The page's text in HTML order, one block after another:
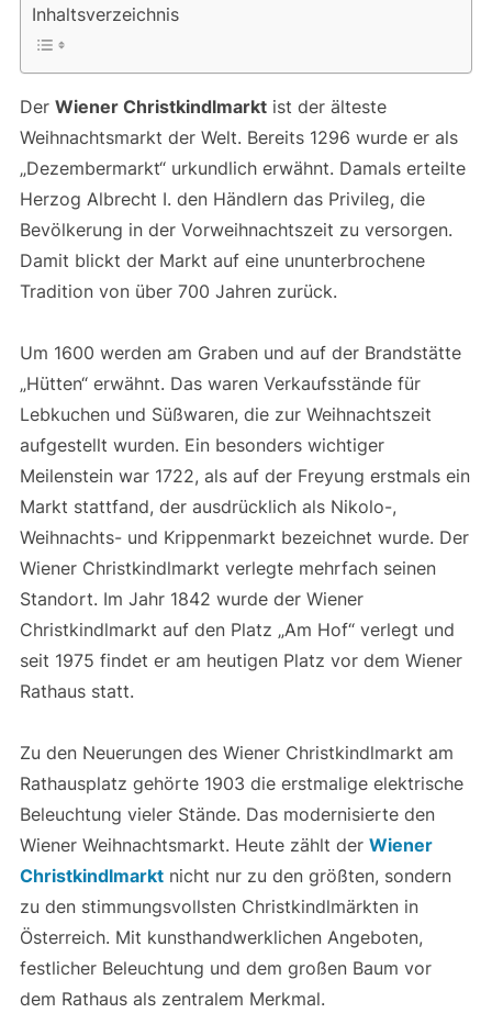
Inhaltsverzeichnis
Der Wiener Christkindlmarktist der älteste
Weihnachtsmarkt der Welt. Bereits 1296 wurde er als
„Dezembermarkt“ urkundlich erwähnt. Damals erteilte
Herzog Albrecht I. den Händlern das Privileg, die
Bevölkerung in der Vorweihnachtszeit zu versorgen.
Damit blickt der Markt auf eine ununterbrochene
Tradition von über 700 Jahren zurück.
Um 1600 werden am Graben und auf der Brandstätte
„Hütten“ erwähnt. Das waren Verkaufsstände für
Lebkuchen und Süßwaren, die zur Weihnachtszeit
aufgestellt wurden. Ein besonders wichtiger
Meilenstein war 1722, als auf der Freyung erstmals ein
Markt stattfand, der ausdrücklich als Nikolo-,
Weihnachts- und Krippenmarkt bezeichnet wurde. Der
Wiener Christkindlmarkt verlegte mehrfach seinen
Standort. Im Jahr 1842 wurde der Wiener
Christkindlmarkt auf den Platz „Am Hof“ verlegt und
seit 1975 findet er am heutigen Platz vor dem Wiener
Rathaus statt.
Zu den Neuerungen des Wiener Christkindlmarkt am
Rathausplatz gehörte 1903 die erstmalige elektrische
Beleuchtung vieler Stände. Das modernisierte den
Wiener Weihnachtsmarkt. Heute zählt der Wiener
Christkindlmarktnicht nur zu den größten, sondern
zu den stimmungsvollsten Christkindlmärkten in
Österreich. Mit kunsthandwerklichen Angeboten,
festlicher Beleuchtung und dem großen Baum vor
dem Rathaus als zentralem Merkmal.